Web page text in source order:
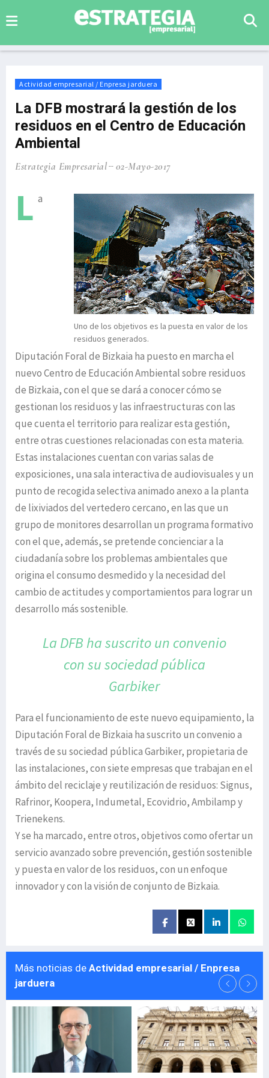
Actividad empresarial / Enpresa jarduera
La DFB mostrará la gestión de los
residuos en el Centro de Educación
Ambiental
Estrategia Empresarial 02-Mayo-2017
Uno de los objetivos es la puesta en valor de los
residuos generados.
L a
Diputación Foral de Bizkaia ha puesto en marcha el
nuevo Centro de Educación Ambiental sobre residuos
de Bizkaia, con el que se dará a conocer cómo se
gestionan los residuos y las infraestructuras con las
que cuenta el territorio para realizar esta gestión,
entre otras cuestiones relacionadas con esta materia.
Estas instalaciones cuentan con varias salas de
exposiciones, una sala interactiva de audiovisuales y un
punto de recogida selectiva animado anexo a la planta
de lixiviados del vertedero cercano, en las que un
grupo de monitores desarrollan un programa formativo
con el que, además, se pretende concienciar a la
ciudadanía sobre los problemas ambientales que
origina el consumo desmedido y la necesidad del
cambio de actitudes y comportamientos para lograr un
desarrollo más sostenible.
La DFB ha suscrito un convenio
consu sociedad pública
Garbiker
Para el funcionamiento de este nuevo equipamiento, la
Diputación Foral de Bizkaia ha suscrito un convenio a
través de su sociedad pública Garbiker, propietaria de
las instalaciones, con siete empresas que trabajan en el
ámbito del reciclaje y reutilización de residuos: Signus,
Rafrinor, Koopera, Indumetal, Ecovidrio, Ambilamp y
Trienekens.
Y se ha marcado, entre otros, objetivos como ofertar un
servicio avanzado sobre prevención, gestión sostenible
y puesta en valor de los residuos, con un enfoque
innovador y con la visión de conjunto de Bizkaia.
Más noticias de Actividad empresarial / Enpresa
jarduera